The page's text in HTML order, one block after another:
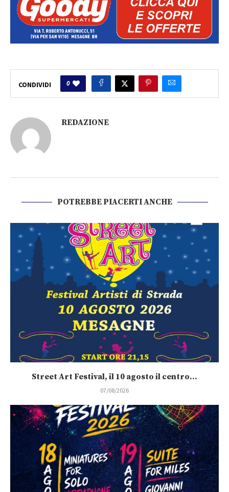
CONDIVIDI 0
REDAZIONE
POTREBBE PIACERTI ANCHE
Street Art Festival, il 10 agosto il centro...
07/08/2026